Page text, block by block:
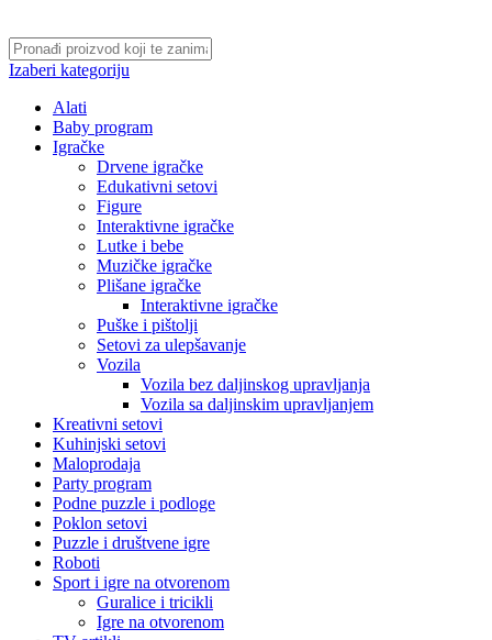
Izaberi kategoriju
Alati
Baby program
Igračke
Drvene igračke
Edukativni setovi
Figure
Interaktivne igračke
Lutke i bebe
Muzičke igračke
Plišane igračke
Interaktivne igračke
Puške i pištolji
Setovi za ulepšavanje
Vozila
Vozila bez daljinskog upravljanja
Vozila sa daljinskim upravljanjem
Kreativni setovi
Kuhinjski setovi
Maloprodaja
Party program
Podne puzzle i podloge
Poklon setovi
Puzzle i društvene igre
Roboti
Sport i igre na otvorenom
Guralice i tricikli
Igre na otvorenom